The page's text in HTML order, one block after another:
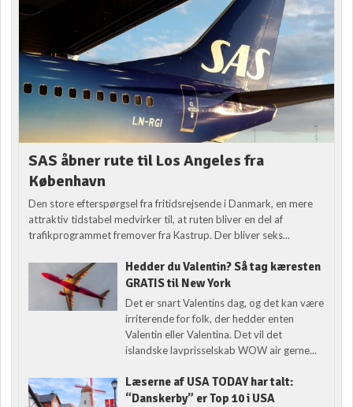
SAS åbner rute til Los Angeles fra
København
Den store efterspørgsel fra fritidsrejsende i Danmark, en mere
attraktiv tidstabel medvirker til, at ruten bliver en del af
trafikprogrammet fremover fra Kastrup. Der bliver seks...
Hedder du Valentin? Så tag kæresten
GRATIS til New York
Det er snart Valentins dag, og det kan være
irriterende for folk, der hedder enten
Valentin eller Valentina. Det vil det
islandske lavprisselskab WOW air gerne...
Læserne af USA TODAY har talt:
“Danskerby” er Top 10 i USA